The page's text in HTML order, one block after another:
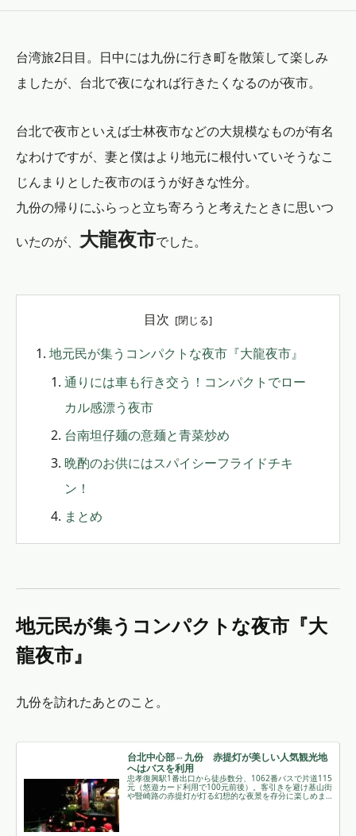
台湾旅2日目。日中には九份に行き町を散策して楽しみ
ましたが、台北で夜になれば行きたくなるのが夜市。
台北で夜市といえば士林夜市などの大規模なものが有名
なわけですが、妻と僕はより地元に根付いていそうなこ
じんまりとした夜市のほうが好きな性分。
九份の帰りにふらっと立ち寄ろうと考えたときに思いつ
いたのが、 大龍夜市でした。
目次
地元民が集うコンパクトな夜市『大龍夜市』
通りには車も行き交う！コンパクトでロー
カル感漂う夜市
台南坦仔麺の意麺と青菜炒め
晩酌のお供にはスパイシーフライドチキ
ン！
まとめ
地元民が集うコンパクトな夜市『大
龍夜市』
九份を訪れたあとのこと。
台北中心部⇔九份 赤提灯が美しい人気観光地
へはバスを利用
忠孝復興駅1番出口から徒歩数分、1062番バスで片道115
元（悠遊カード利用で100元前後）。客引きを避け基山街
や豎崎路の赤提灯が灯る幻想的な夜景を存分に楽しめま